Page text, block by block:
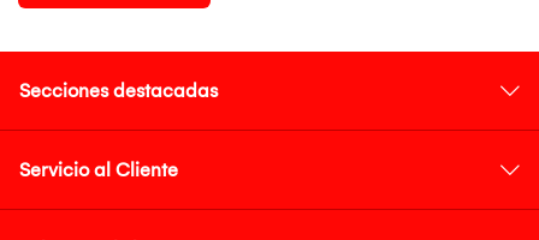
Secciones destacadas
Servicio al Cliente